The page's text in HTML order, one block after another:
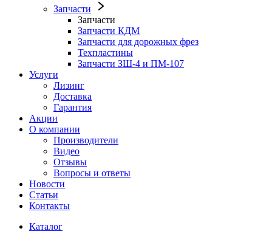
Запчасти
Запчасти
Запчасти КДМ
Запчасти для дорожных фрез
Техпластины
Запчасти ЗШ-4 и ПМ-107
Услуги
Лизинг
Доставка
Гарантия
Акции
О компании
Производители
Видео
Отзывы
Вопросы и ответы
Новости
Статьи
Контакты
Каталог